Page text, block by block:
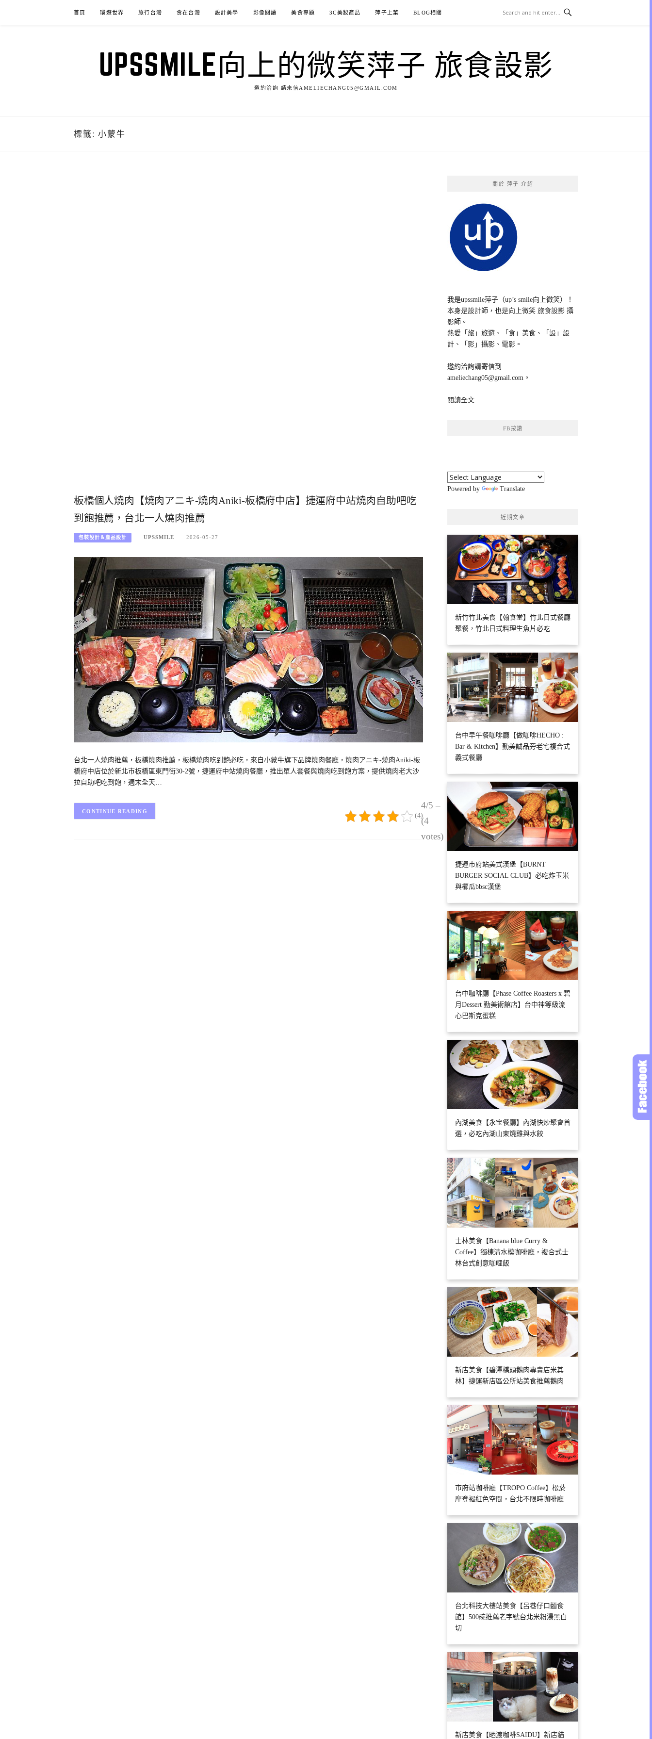
首頁 環遊世界 旅行台灣 食在台灣 設計美學 影像閱讀 美食專題 3C美妝產品 萍子上菜 BLOG相關
UPSSMILE向上的微笑萍子 旅食設影
邀約洽詢 請來信AMELIECHANG05@GMAIL.COM
標籤: 小蒙牛
板橋個人燒肉【燒肉アニキ-燒肉Aniki-板橋府中店】捷運府中站燒肉自助吧吃
到飽推薦，台北一人燒肉推薦
包裝設計＆產品設計 UPSSMILE 2026-05-27
台北一人燒肉推薦，板橋燒肉推薦，板橋燒肉吃到飽必吃，來自小蒙牛旗下品牌燒肉餐廳，燒肉アニキ-燒肉Aniki-板
橋府中店位於新北市板橋區東門街30-2號，捷運府中站燒肉餐廳，推出單人套餐與燒肉吃到飽方案，提供燒肉老大沙
拉自助吧吃到飽，週末全天…
4/5 –
(4
votes)
(4)
CONTINUE READING
關於 萍子 介紹
我是upssmile萍子（up’s smile向上微笑）！
本身是設計師，也是向上微笑 旅食設影 攝
影師。
熱愛「旅」旅遊、「食」美食、「設」設
計、「影」攝影、電影。
邀約洽詢請寄信到
ameliechang05@gmail.com。
閱讀全文
FB按讚
Powered by Translate
近期文章
新竹竹北美食【翰食堂】竹北日式餐廳
聚餐，竹北日式料理生魚片必吃
台中早午餐咖啡廳【做咖啡HECHO :
Bar & Kitchen】勤美誠品旁老宅複合式
義式餐廳
捷運市府站美式漢堡【BURNT
BURGER SOCIAL CLUB】必吃炸玉米
與櫛瓜bbsc漢堡
台中咖啡廳【Phase Coffee Roasters x 碧
月Dessert 勤美術館店】台中神等級流
心巴斯克蛋糕
內湖美食【永宝餐廳】內湖快炒聚會首
選，必吃內湖山東燒雞與水餃
士林美食【Banana blue Curry &
Coffee】獨棟清水模咖啡廳，複合式士
林台式創意咖哩飯
新店美食【碧潭橋頭鵝肉專賣店米其
林】捷運新店區公所站美食推薦鵝肉
市府站咖啡廳【TROPO Coffee】松菸
摩登褐紅色空間，台北不限時咖啡廳
台北科技大樓站美食【呂巷仔口麵食
館】500碗推薦老字號台北米粉湯黑白
切
新店美食【晒渡咖啡SAIDU】新店貓